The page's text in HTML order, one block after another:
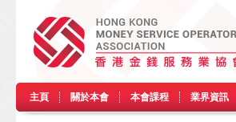
主頁 關於本會 本會課程 業界資訊